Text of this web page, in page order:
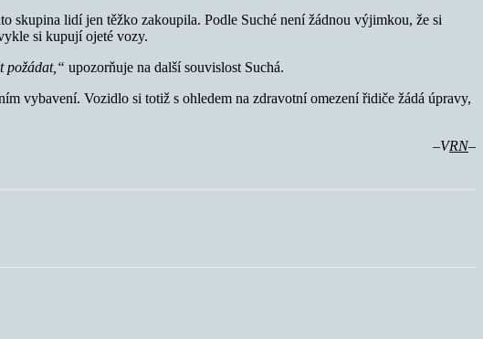
skupina lidí jen těžko zakoupila. Podle Suché není žádnou výjimkou, že si
si kupují ojeté vozy.
požádat,“ upozorňuje na další souvislost Suchá.
vybavení. Vozidlo si totiž s ohledem na zdravotní omezení řidiče žádá úpravy,
–VRN–